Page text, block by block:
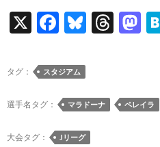
X
F
e
o
o
Bl
y
T
ds
M
o
タグ： スタジアム
選手名タグ： マラドーナ ペレイラ
大会タグ： Jリーグ